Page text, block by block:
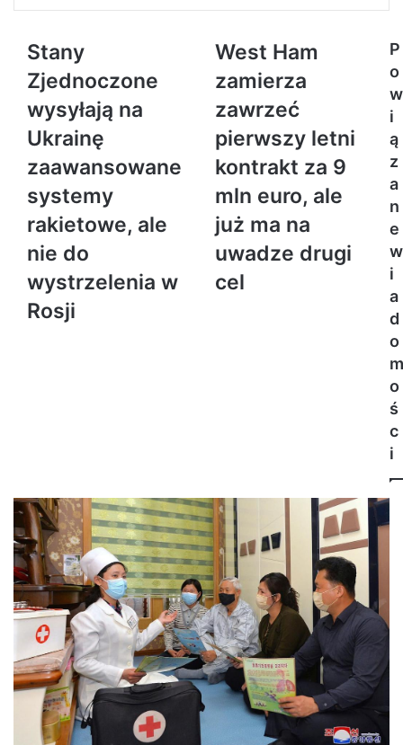
Stany
Zjednoczone
wysyłają na
Ukrainę
zaawansowane
systemy
rakietowe, ale
nie do
wystrzelenia w
Rosji
West Ham
zamierza
zawrzeć
pierwszy letni
kontrakt za 9
mln euro, ale
już ma na
uwadze drugi
cel
P
o
w
i
ą
z
a
n
e
w
i
a
d
o
m
o
ś
c
i